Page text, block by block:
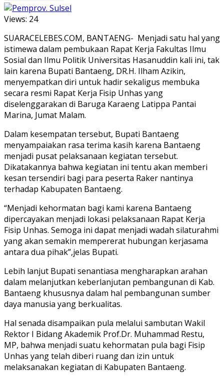
Views: 24
SUARACELEBES.COM, BANTAENG- Menjadi satu hal yang
istimewa dalam pembukaan Rapat Kerja Fakultas Ilmu
Sosial dan Ilmu Politik Universitas Hasanuddin kali ini, tak
lain karena Bupati Bantaeng, DR.H. Ilham Azikin,
menyempatkan diri untuk hadir sekaligus membuka
secara resmi Rapat Kerja Fisip Unhas yang
diselenggarakan di Baruga Karaeng Latippa Pantai
Marina, Jumat Malam.
Dalam kesempatan tersebut, Bupati Bantaeng
menyampaiakan rasa terima kasih karena Bantaeng
menjadi pusat pelaksanaan kegiatan tersebut.
Dikatakannya bahwa kegiatan ini tentu akan memberi
kesan tersendiri bagi para peserta Raker nantinya
terhadap Kabupaten Bantaeng.
“Menjadi kehormatan bagi kami karena Bantaeng
dipercayakan menjadi lokasi pelaksanaan Rapat Kerja
Fisip Unhas. Semoga ini dapat menjadi wadah silaturahmi
yang akan semakin mempererat hubungan kerjasama
antara dua pihak”,jelas Bupati.
Lebih lanjut Bupati senantiasa mengharapkan arahan
dalam melanjutkan keberlanjutan pembangunan di Kab.
Bantaeng khususnya dalam hal pembangunan sumber
daya manusia yang berkualitas.
Hal senada disampaikan pula melalui sambutan Wakil
Rektor I Bidang Akademik Prof.Dr. Muhammad Restu,
MP, bahwa menjadi suatu kehormatan pula bagi Fisip
Unhas yang telah diberi ruang dan izin untuk
melaksanakan kegiatan di Kabupaten Bantaeng.